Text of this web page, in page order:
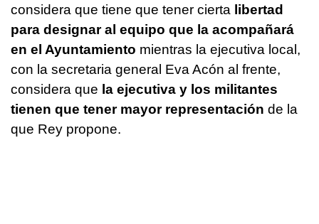
considera que tiene que tener cierta libertad
para designar al equipo que la acompañará
en el Ayuntamiento mientras la ejecutiva local,
con la secretaria general Eva Acón al frente,
considera que la ejecutiva y los militantes
tienen que tener mayor representación de la
que Rey propone.